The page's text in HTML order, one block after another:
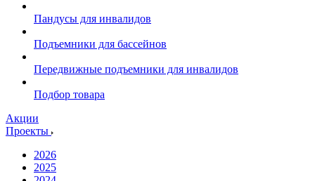
Пандусы для инвалидов
Подъемники для бассейнов
Передвижные подъемники для инвалидов
Подбор товара
Акции
Проекты
2026
2025